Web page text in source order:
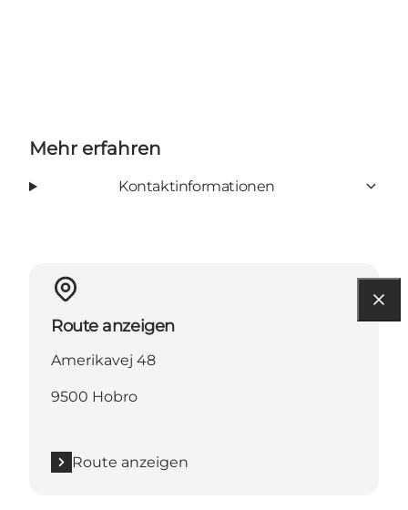
Mehr erfahren
Kontaktinformationen
Route anzeigen
Amerikavej 48
9500 Hobro
Route anzeigen